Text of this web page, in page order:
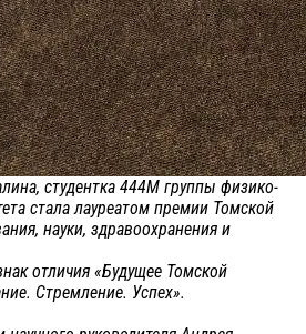
студентка 444М группы физико-
стала лауреатом премии Томской
науки, здравоохранения и
отличия «Будущее Томской
Стремление. Успех».